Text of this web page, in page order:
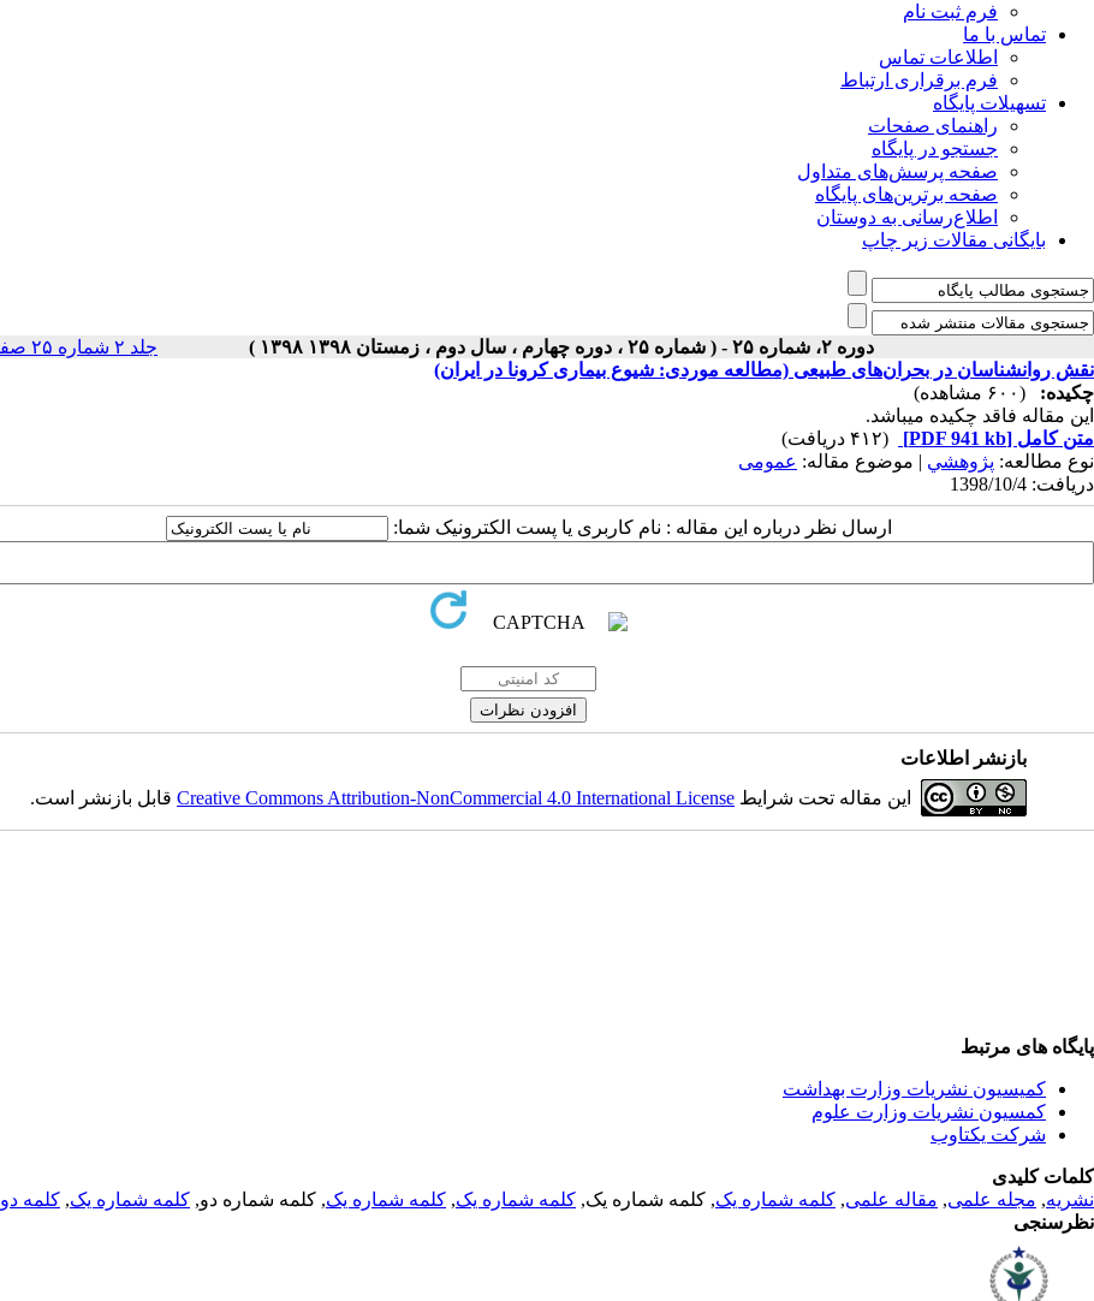
فرم ثبت نام
تماس با ما
اطلاعات تماس
فرم برقراری ارتباط
تسهیلات پایگاه
راهنمای صفحات
جستجو در پایگاه
صفحه پرسش‌های متداول
صفحه برترین‌های پایگاه
اطلاع‌رسانی به دوستان
بایگانی مقالات زیر چاپ
دوره ۲، شماره ۲۵ - ( شماره ۲۵ ، دوره چهارم ، سال دوم ، زمستان ۱۳۹۸ ۱۳۹۸ ) جلد ۲ شماره ۲۵ صفحات ۵-۱
نقش روانشناسان در بحران‌های طبیعی (مطالعه موردی: شیوع بیماری کرونا در ایران)
چکیده:
(۶۰۰ مشاهده)
این مقاله فاقد چکیده می​باشد.
متن کامل [PDF 941 kb]
(۴۱۲ دریافت)
نوع مطالعه: پژوهشي | موضوع مقاله: عمومى
دریافت: 1398/10/4
ارسال نظر درباره این مقاله : نام کاربری یا پست الکترونیک شما:
بازنشر اطلاعات
این مقاله تحت شرایط Creative Commons Attribution-NonCommercial 4.0 International Licenseقابل بازنشر است.
پایگاه های مرتبط
کمیسیون نشریات وزارت بهداشت
کمسیون نشریات وزارت علوم
شرکت یکتاوب
کلمات کلیدی
نشریه, مجله علمی, مقاله علمی, کلمه شماره یک, کلمه شماره یک, کلمه شماره یک, کلمه شماره یک, کلمه شماره دو, کلمه شماره یک, کلمه دو
نظرسنجی